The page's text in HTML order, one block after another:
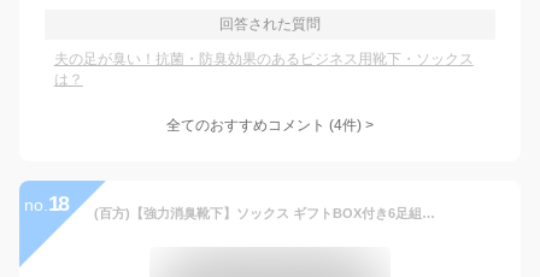
回答された質問
夫の足が臭い！抗菌・防臭効果のあるビジネス用靴下・ソックス
は？
全てのおすすめコメント (4件) >
no. 18 (百方)【強力消臭靴下】ソックス ギフトBOX付き6足組セット メンズ 靴下 臭わない 消臭 無臭 アンクル丈 ミドル丈 男女兼用 リブ ビジネス カジュアル 高級綿40コーマ糸 銀イオン (フリーサイズ, 濃灰ミドル丈6足組)…